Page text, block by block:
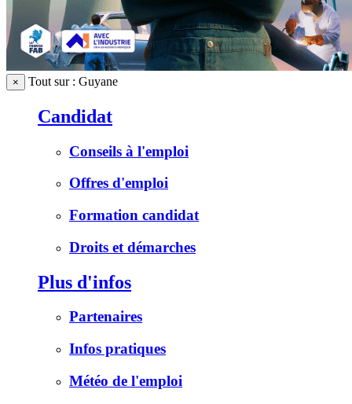
× Tout sur : Guyane
Candidat
Conseils à l'emploi
Offres d'emploi
Formation candidat
Droits et démarches
Plus d'infos
Partenaires
Infos pratiques
Météo de l'emploi